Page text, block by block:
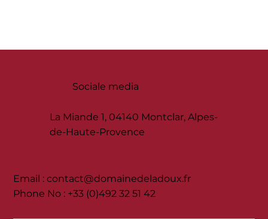
Email :contact@domainedeladoux.fr
Phone No : +33 (0)492 32 51 42‬
La Miande 1, 04140 Montclar, Alpes-
de-Haute-Provence
Sociale media